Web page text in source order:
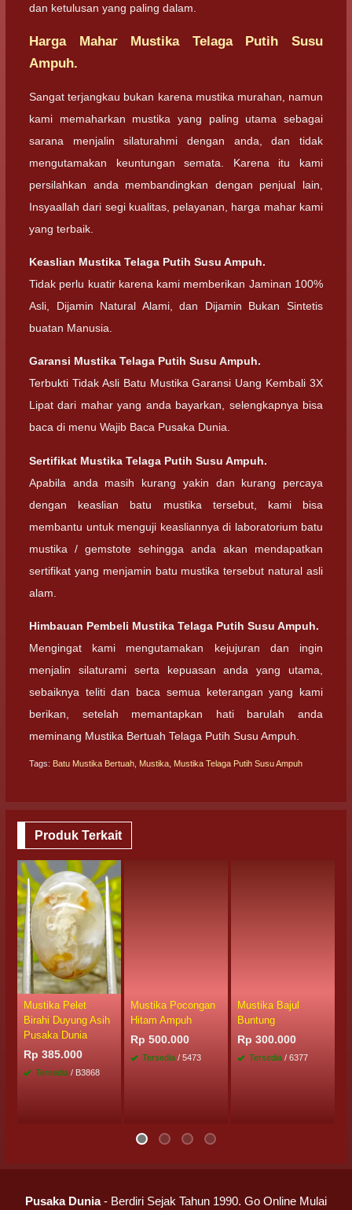
dan ketulusan yang paling dalam.
Harga Mahar Mustika Telaga Putih Susu
Ampuh.
Sangat terjangkau bukan karena mustika murahan, namun
kami memaharkan mustika yang paling utama sebagai
sarana menjalin silaturahmi dengan anda, dan tidak
mengutamakan keuntungan semata. Karena itu kami
persilahkan anda membandingkan dengan penjual lain,
Insyaallah dari segi kualitas, pelayanan, harga mahar kami
yang terbaik.
Keaslian Mustika Telaga Putih Susu Ampuh.
Tidak perlu kuatir karena kami memberikan Jaminan 100%
Asli, Dijamin Natural Alami, dan Dijamin Bukan Sintetis
buatan Manusia.
Garansi Mustika Telaga Putih Susu Ampuh.
Terbukti Tidak Asli Batu Mustika Garansi Uang Kembali 3X
Lipat dari mahar yang anda bayarkan, selengkapnya bisa
baca di menu Wajib Baca Pusaka Dunia.
Sertifikat Mustika Telaga Putih Susu Ampuh.
Apabila anda masih kurang yakin dan kurang percaya
dengan keaslian batu mustika tersebut, kami bisa
membantu untuk menguji keasliannya di laboratorium batu
mustika / gemstote sehingga anda akan mendapatkan
sertifikat yang menjamin batu mustika tersebut natural asli
alam.
Himbauan Pembeli Mustika Telaga Putih Susu Ampuh.
Mengingat kami mengutamakan kejujuran dan ingin
menjalin silaturami serta kepuasan anda yang utama,
sebaiknya teliti dan baca semua keterangan yang kami
berikan, setelah memantapkan hati barulah anda
meminang Mustika Bertuah Telaga Putih Susu Ampuh.
Tags: Batu Mustika Bertuah Mustika Mustika Telaga Putih Susu Ampuh
Produk Terkait
Mustika Pelet
Birahi Duyung Asih
Pusaka Dunia
Rp 385.000
Tersedia / B3868
Mustika Pocongan
Hitam Ampuh
Rp 500.000
Tersedia / 5473
Mustika Bajul
Buntung
Rp 300.000
Tersedia / 6377
Pusaka Dunia- Berdiri Sejak Tahun 1990. Go Online Mulai